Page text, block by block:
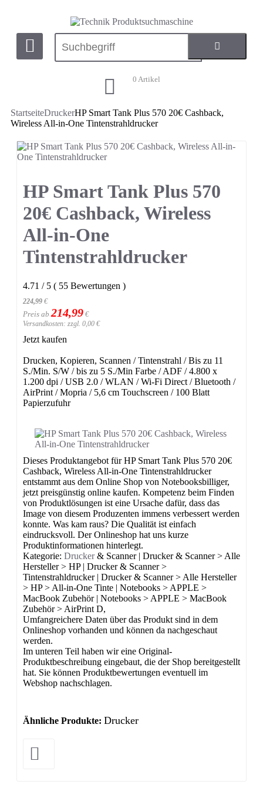
0 Artikel
StartseiteDruckerHP Smart Tank Plus 570 20€ Cashback,
Wireless All-in-One Tintenstrahldrucker
HP Smart Tank Plus 570
20€ Cashback, Wireless
All-in-One
Tintenstrahldrucker
4.71 / 5 ( 55 Bewertungen )
224,99 €
Preis ab 214,99 €
Versandkosten: zzgl. 0,00 €
Jetzt kaufen
Drucken, Kopieren, Scannen / Tintenstrahl / Bis zu 11
S./Min. S/W / bis zu 5 S./Min Farbe / ADF / 4.800 x
1.200 dpi / USB 2.0 / WLAN / Wi-Fi Direct / Bluetooth /
AirPrint / Mopria / 5,6 cm Touchscreen / 100 Blatt
Papierzufuhr
Dieses Produktangebot für HP Smart Tank Plus 570 20€
Cashback, Wireless All-in-One Tintenstrahldrucker
entstammt aus dem Online Shop von Notebooksbilliger,
jetzt preisgünstig online kaufen. Kompetenz beim Finden
von Produktlösungen ist eine Ursache dafür, dass das
Image von diesem Produzenten immens verbessert werden
konnte. Was kam raus? Die Qualität ist einfach
eindrucksvoll. Der Onlineshop hat uns kurze
Produktinformationen hinterlegt.
Kategorie: Drucker& Scanner | Drucker & Scanner > Alle
Hersteller > HP | Drucker & Scanner >
Tintenstrahldrucker | Drucker & Scanner > Alle Hersteller
> HP > All-in-One Tinte | Notebooks > APPLE >
MacBook Zubehör | Notebooks > APPLE > MacBook
Zubehör > AirPrint D,
Umfangreichere Daten über das Produkt sind in dem
Onlineshop vorhanden und können da nachgeschaut
werden.
Im unteren Teil haben wir eine Original-
Produktbeschreibung eingebaut, die der Shop bereitgestellt
hat. Sie können Produktbewertungen eventuell im
Webshop nachschlagen.
Ähnliche Produkte: Drucker